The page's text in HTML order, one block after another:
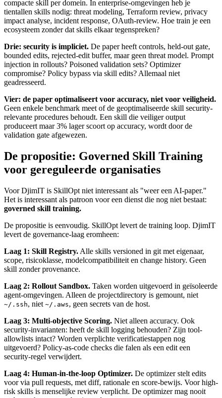
compacte skill per domein. In enterprise-omgevingen heb je
tientallen skills nodig: threat modeling, Terraform review, privacy
impact analyse, incident response, OAuth-review. Hoe train je een
ecosysteem zonder dat skills elkaar tegenspreken?
Drie: security is impliciet. De paper heeft controls, held-out gate,
bounded edits, rejected-edit buffer, maar geen threat model. Prompt
injection in rollouts? Poisoned validation sets? Optimizer
compromise? Policy bypass via skill edits? Allemaal niet
geadresseerd.
Vier: de paper optimaliseert voor accuracy, niet voor veiligheid.
Geen enkele benchmark meet of de geoptimaliseerde skill security-
relevante procedures behoudt. Een skill die veiliger output
produceert maar 3% lager scoort op accuracy, wordt door de
validation gate afgewezen.
De propositie: Governed Skill Training
voor gereguleerde organisaties
Voor DjimIT is SkillOpt niet interessant als "weer een AI-paper."
Het is interessant als patroon voor een dienst die nog niet bestaat:
governed skill training.
De propositie is eenvoudig. SkillOpt levert de training loop. DjimIT
levert de governance-laag eromheen:
Laag 1: Skill Registry. Alle skills versioned in git met eigenaar,
scope, risicoklasse, modelcompatibiliteit en change history. Geen
skill zonder provenance.
Laag 2: Rollout Sandbox. Taken worden uitgevoerd in geïsoleerde
agent-omgevingen. Alleen de projectdirectory is gemount, niet
~/.ssh, niet ~/.aws, geen secrets van de host.
Laag 3: Multi-objective Scoring. Niet alleen accuracy. Ook
security-invarianten: heeft de skill logging behouden? Zijn tool-
allowlists intact? Worden verplichte verificatiestappen nog
uitgevoerd? Policy-as-code checks die falen als een edit een
security-regel verwijdert.
Laag 4: Human-in-the-loop Optimizer. De optimizer stelt edits
voor via pull requests, met diff, rationale en score-bewijs. Voor high-
risk skills is menselijke review verplicht. De optimizer mag nooit